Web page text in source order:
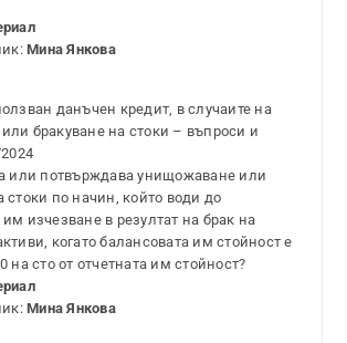
Мина Янкова
данъчен кредит, в случаите на
бракуване на стоки – въпроси и
или потвърждава унищожаване или
стоки по начин, който води до
изчезване в резултат на брак на
когато балансовата им стойност е
на сто от отчетната им стойност?
Мина Янкова